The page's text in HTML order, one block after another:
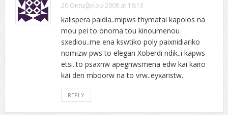
26 Οκτωβρίου 2008 at 16:13
kalispera paidia..mipws thymatai kapoios na
mou pei to onoma tou kinoumenou
sxediou..me ena kswtiko poly paixnidiariko
nomizw pws to elegan Xoberdi ndik..i kapws
etsi..to psaxnw apegnwsmena edw kai kairo
kai den mboorw na to vrw..eyxaristw..
REPLY